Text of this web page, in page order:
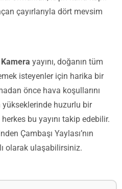
çayırlarıyla dört mevsim
Kamera yayını, doğanın tüm
isteyenler için harika bir
önce hava koşullarını
yükseklerinde huzurlu bir
bu yayını takip edebilir.
Çambaşı Yaylası’nın
olarak ulaşabilirsiniz.